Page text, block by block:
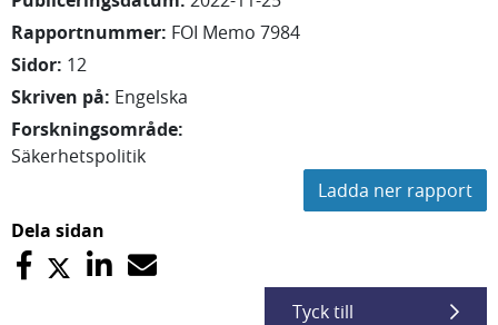
Rapportnummer: FOI Memo 7984
Sidor: 12
Skriven på: Engelska
Forskningsområde:
Säkerhetspolitik
Ladda ner rapport
Dela sidan
Tyck till